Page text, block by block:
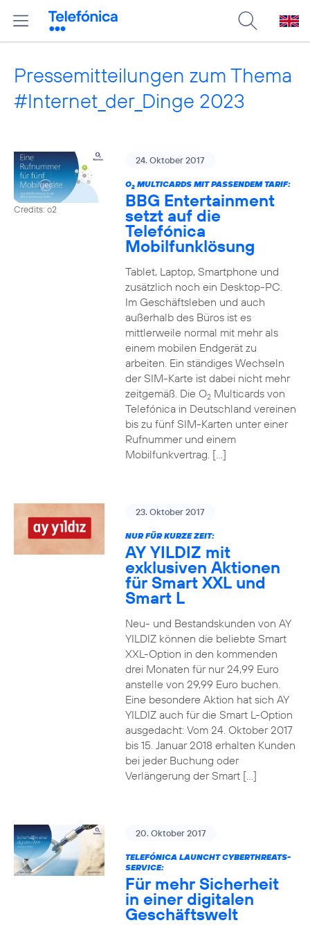
Pressemitteilungen zum Thema
#Internet_der_Dinge 2023
Credits: o2
24. Oktober 2017
O2MULTICARDS MIT PASSENDEM TARIF:
BBG Entertainment
setzt auf die
Telefónica
Mobilfunklösung
Tablet, Laptop, Smartphone und
zusätzlich noch ein Desktop-PC.
Im Geschäftsleben und auch
außerhalb des Büros ist es
mittlerweile normal mit mehr als
einem mobilen Endgerät zu
arbeiten. Ein ständiges Wechseln
der SIM-Karte ist dabei nicht mehr
zeitgemäß. Die O2Multicards von
Telefónica in Deutschland vereinen
bis zu fünf SIM-Karten unter einer
Rufnummer und einem
Mobilfunkvertrag. […]
23. Oktober 2017
NUR FÜR KURZE ZEIT:
AY YILDIZ mit
exklusiven Aktionen
für Smart XXL und
Smart L
Neu- und Bestandskunden von AY
YILDIZ können die beliebte Smart
XXL-Option in den kommenden
drei Monaten für nur 24,99 Euro
anstelle von 29,99 Euro buchen.
Eine besondere Aktion hat sich AY
YILDIZ auch für die Smart L-Option
ausgedacht: Vom 24. Oktober 2017
bis 15. Januar 2018 erhalten Kunden
bei jeder Buchung oder
Verlängerung der Smart […]
20. Oktober 2017
TELEFÓNICA LAUNCHT CYBERTHREATS-
SERVICE:
Für mehr Sicherheit
in einer digitalen
Geschäftswelt